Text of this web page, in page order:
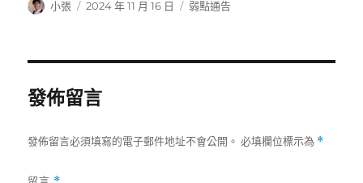
作
小張
發
2024 年 11 月 16 日
分
弱點通告
發佈留言
發佈留言必須填寫的電子郵件地址不會公開。 必填欄位標示為 *